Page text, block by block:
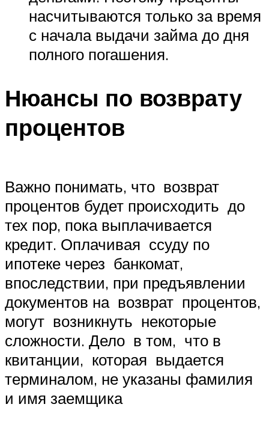
насчитываются только за время
с начала выдачи займа до дня
полного погашения.
Нюансы по возврату
процентов
Важно понимать, что возврат
процентов будет происходить до
тех пор, пока выплачивается
кредит. Оплачивая ссуду по
ипотеке через банкомат,
впоследствии, при предъявлении
документов на возврат процентов,
могут возникнуть некоторые
сложности. Дело в том, что в
квитанции, которая выдается
терминалом, не указаны фамилия
и имя заемщика